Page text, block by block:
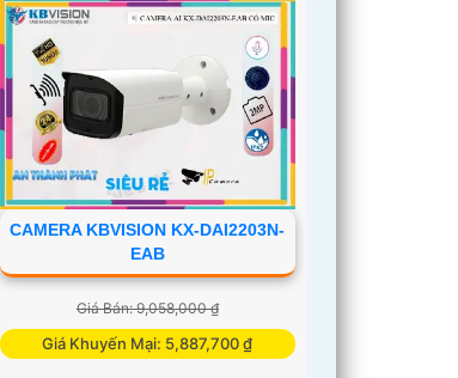
CAMERA KBVISION KX-DAI2203N-
EAB
Giá Bán: 9,058,000 ₫
Giá Khuyến Mại: 5,887,700 ₫